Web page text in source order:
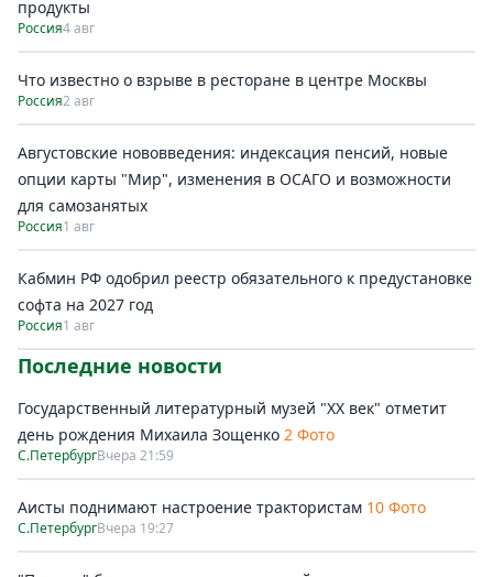
продукты
Россия4 авг
Что известно о взрыве в ресторане в центре Москвы
Россия2 авг
Августовские нововведения: индексация пенсий, новые
опции карты "Мир", изменения в ОСАГО и возможности
для самозанятых
Россия1 авг
Кабмин РФ одобрил реестр обязательного к предустановке
софта на 2027 год
Россия1 авг
Последние новости
Государственный литературный музей "ХХ век" отметит
день рождения Михаила Зощенко 2 Фото
С.ПетербургВчера 21:59
Аисты поднимают настроение трактористам 10 Фото
С.ПетербургВчера 19:27